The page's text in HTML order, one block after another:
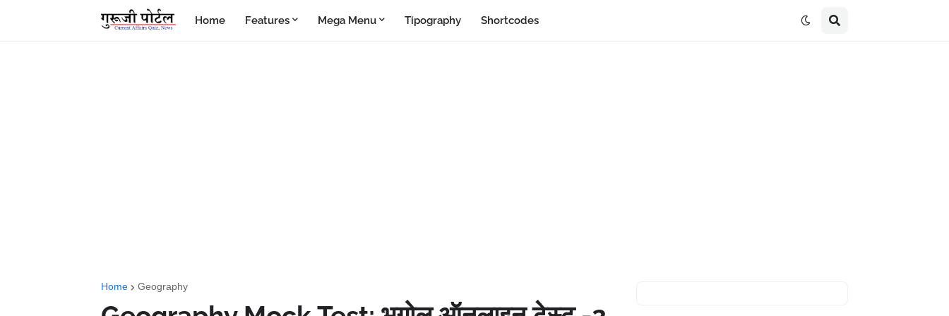
Home Features Mega Menu Tipography Shortcodes
Home Geography